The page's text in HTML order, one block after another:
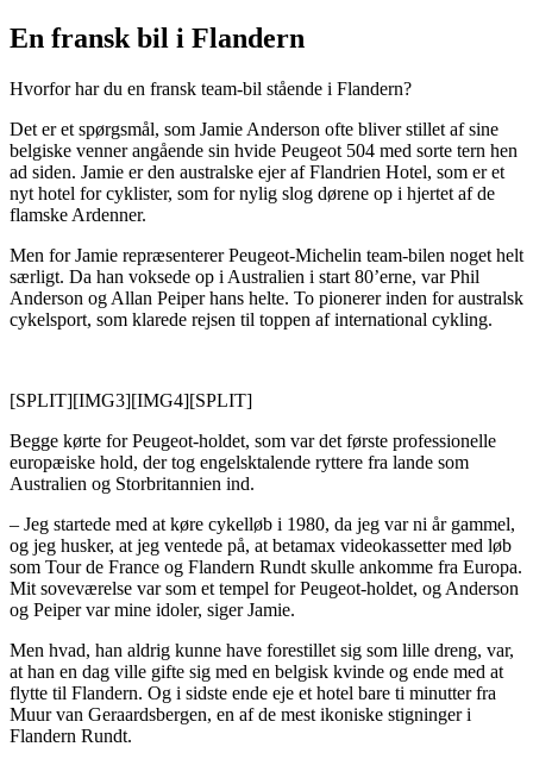
En fransk bil i Flandern
Hvorfor har du en fransk team-bil stående i Flandern?
Det er et spørgsmål, som Jamie Anderson ofte bliver stillet af sine
belgiske venner angående sin hvide Peugeot 504 med sorte tern hen
ad siden. Jamie er den australske ejer af Flandrien Hotel, som er et
nyt hotel for cyklister, som for nylig slog dørene op i hjertet af de
flamske Ardenner.
Men for Jamie repræsenterer Peugeot-Michelin team-bilen noget helt
særligt. Da han voksede op i Australien i start 80’erne, var Phil
Anderson og Allan Peiper hans helte. To pionerer inden for australsk
cykelsport, som klarede rejsen til toppen af international cykling.
[SPLIT][IMG3][IMG4][SPLIT]
Begge kørte for Peugeot-holdet, som var det første professionelle
europæiske hold, der tog engelsktalende ryttere fra lande som
Australien og Storbritannien ind.
– Jeg startede med at køre cykelløb i 1980, da jeg var ni år gammel,
og jeg husker, at jeg ventede på, at betamax videokassetter med løb
som Tour de France og Flandern Rundt skulle ankomme fra Europa.
Mit soveværelse var som et tempel for Peugeot-holdet, og Anderson
og Peiper var mine idoler, siger Jamie.
Men hvad, han aldrig kunne have forestillet sig som lille dreng, var,
at han en dag ville gifte sig med en belgisk kvinde og ende med at
flytte til Flandern. Og i sidste ende eje et hotel bare ti minutter fra
Muur van Geraardsbergen, en af de mest ikoniske stigninger i
Flandern Rundt.